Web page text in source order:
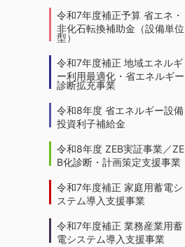
令和7年度補正予算 省エネ・
非化石転換補助金（設備単位
型）
令和7年度補正 地域エネルギ
ー利用最適化・省エネルギー
診断拡充事業
令和8年度 省エネルギー設備
投資利子補給金
令和8年度 ZEB実証事業／ZE
B化診断・計画策定支援事業
令和7年度補正 家庭用蓄電シ
ステム導入支援事業
令和7年度補正 業務産業用蓄
電システム導入支援事業